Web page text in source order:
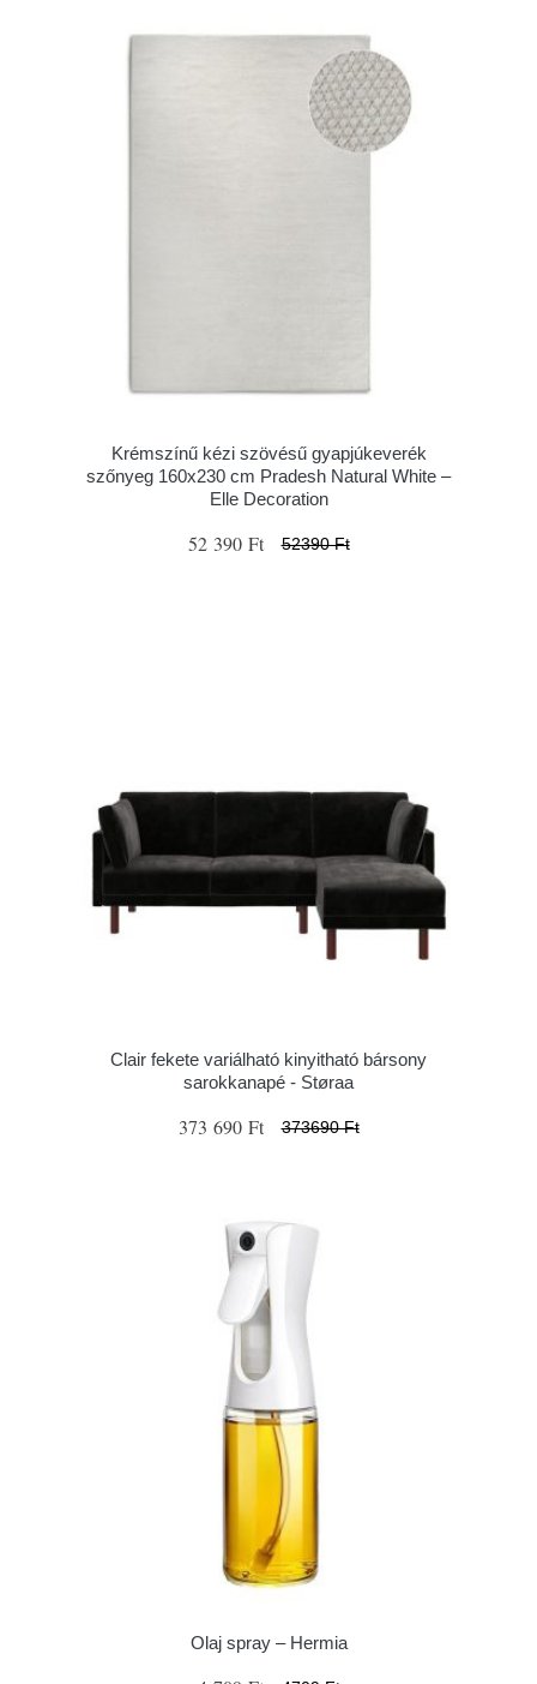
Krémszínű kézi szövésű gyapjúkeverék
szőnyeg 160x230 cm Pradesh Natural White –
Elle Decoration
52 390 Ft 52390 Ft
Clair fekete variálható kinyitható bársony
sarokkanapé - Støraa
373 690 Ft 373690 Ft
Olaj spray – Hermia